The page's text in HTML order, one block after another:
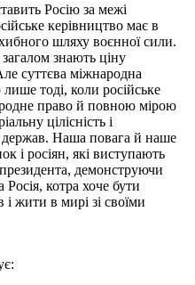
Росію за межі
керівництво має в
шляху воєнної сили.
знають ціну
суттєва міжнародна
тоді, коли російське
право й повною мірою
цілісність і
держав. Наша повага й наше
і росіян, які виступають
демонструючи
котра хоче бути
жити в мирі зі своїми